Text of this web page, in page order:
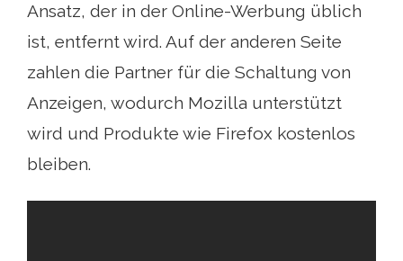
Ansatz, der in der Online-Werbung üblich
ist, entfernt wird. Auf der anderen Seite
zahlen die Partner für die Schaltung von
Anzeigen, wodurch Mozilla unterstützt
wird und Produkte wie Firefox kostenlos
bleiben.